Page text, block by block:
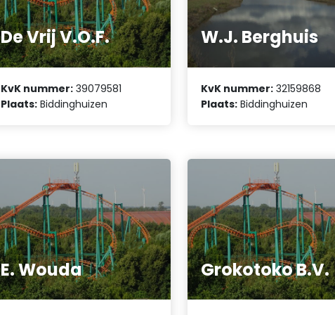
De Vrij V.O.F.
KvK nummer: 39079581
Plaats: Biddinghuizen
W.J. Berghuis
KvK nummer: 32159868
Plaats: Biddinghuizen
E. Wouda Grokotoko B.V.